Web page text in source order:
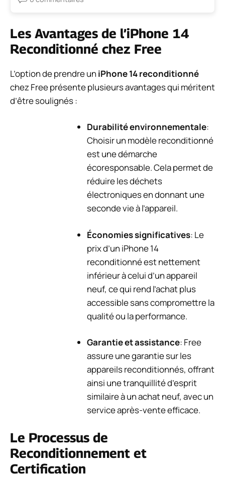
Les Avantages de l’iPhone 14
Reconditionné chez Free
L’option de prendre un iPhone 14 reconditionné
chez Free présente plusieurs avantages qui méritent
d’être soulignés :
Durabilité environnementale:
Choisir un modèle reconditionné
est une démarche
écoresponsable. Cela permet de
réduire les déchets
électroniques en donnant une
seconde vie à l’appareil.
Économies significatives: Le
prix d’un iPhone 14
reconditionné est nettement
inférieur à celui d’un appareil
neuf, ce qui rend l’achat plus
accessible sans compromettre la
qualité ou la performance.
Garantie et assistance: Free
assure une garantie sur les
appareils reconditionnés, offrant
ainsi une tranquillité d’esprit
similaire à un achat neuf, avec un
service après-vente efficace.
Le Processus de
Reconditionnement et
Certification